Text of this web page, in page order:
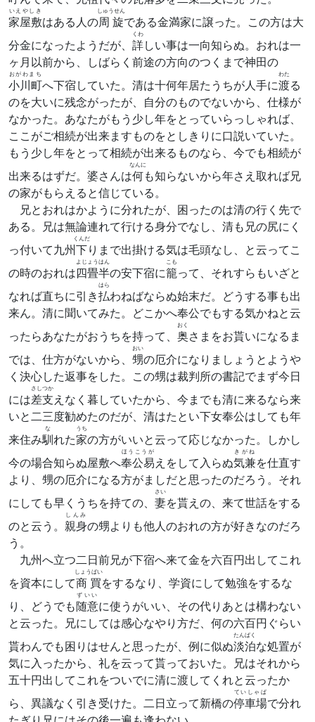
家屋敷
いえやしき
はある人の周旋
しゅうせん
である金満家に譲った。この方は大
分金になったようだが、 詳
くわ
しい事は一向知らぬ。おれは一
ヶ月以前から、しばらく前途の方向のつくまで神田の
小川町
おがわまち
へ下宿していた。清は十何年居たうちが人手に渡
わた
る
のを大いに残念がったが、自分のものでないから、仕様が
なかった。あなたがもう少し年をとっていらっしゃれば、
ここがご相続が出来ますものをとしきりに口説いていた。
もう少し年をとって相続が出来るものなら、今でも相続が
出来るはずだ。婆さんは何
なんに
も知らないから年さえ取れば兄
の家がもらえると信じている。
兄とおれはかように分れたが、困ったのは清の行く先で
ある。兄は無論連れて行ける身分でなし、清も兄の尻にく
っ付いて九州下
くんだ
りまで出掛ける気は毛頭なし、と云ってこ
の時のおれは四畳半
よじょうはん
の安下宿に籠
こも
って、それすらもいざと
なれば直ちに引き払
はら
わねばならぬ始末だ。どうする事も出
来ん。清に聞いてみた。どこかへ奉公でもする気かねと云
ったらあなたがおうちを持って、 奥
おく
さまをお貰いになるま
では、仕方がないから、 甥
おい
の厄介になりましょうとようや
く決心した返事をした。この甥は裁判所の書記でまず今日
には差支
さしつか
えなく暮していたから、今までも清に来るなら来
いと二三度勧めたのだが、清はたとい下女奉公はしても年
来住み馴
な
れた家
うち
の方がいいと云って応じなかった。しかし
今の場合知らぬ屋敷へ奉公易
ほうこうが
えをして入らぬ気兼
きがね
を仕直す
より、甥の厄介になる方がましだと思ったのだろう。それ
にしても早くうちを持ての、 妻
さい
を貰えの、来て世話をする
のと云う。 親身
しんみ
の甥よりも他人のおれの方が好きなのだろ
う。
九州へ立つ二日前兄が下宿へ来て金を六百円出してこれ
を資本にして商買
しょうばい
をするなり、学資にして勉強をするな
り、どうでも随意
ずいい
に使うがいい、その代りあとは構わない
と云った。兄にしては感心なやり方だ、何の六百円ぐらい
貰わんでも困りはせんと思ったが、例に似ぬ淡泊
たんばく
な処置が
気に入ったから、礼を云って貰っておいた。兄はそれから
五十円出してこれをついでに清に渡してくれと云ったか
ら、異議なく引き受けた。二日立って新橋の停車場
ていしゃば
で分れ